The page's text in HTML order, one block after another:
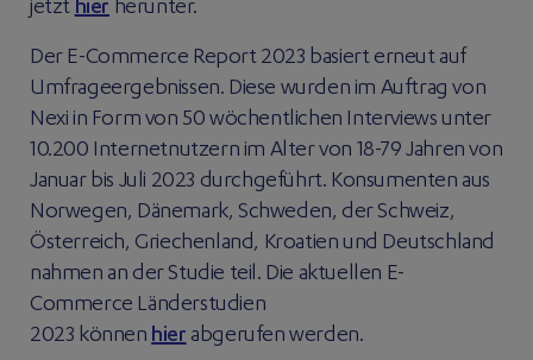
jetzthier herunter.
Der E-Commerce Report 2023 basiert erneut auf
Umfrageergebnissen. Diese wurden im Auftrag von
Nexi in Form von 50 wöchentlichen Interviews unter
10.200 Internetnutzern im Alter von 18-79 Jahren von
Januar bis Juli 2023 durchgeführt. Konsumenten aus
Norwegen, Dänemark, Schweden, der Schweiz,
Österreich, Griechenland, Kroatien und Deutschland
nahmen an der Studie teil. Die aktuellen E-
Commerce Länderstudien
2023 könnenhierabgerufen werden.